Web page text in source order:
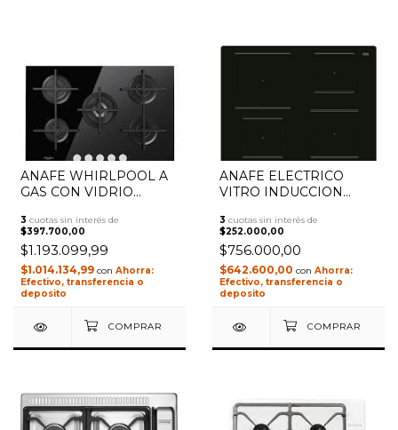
ANAFE WHIRLPOOL A
GAS CON VIDRIO
GOA7523NBAG
3 cuotas sin interés de
$397.700,00
$1.193.099,99
$1.014.134,99 con
Efectivo, transferencia o
deposito
ANAFE ELECTRICO
VITRO INDUCCION
NIA641B TOUCH
3 cuotas sin interés de
$252.000,00
$756.000,00
$642.600,00 con
Efectivo, transferencia o
deposito